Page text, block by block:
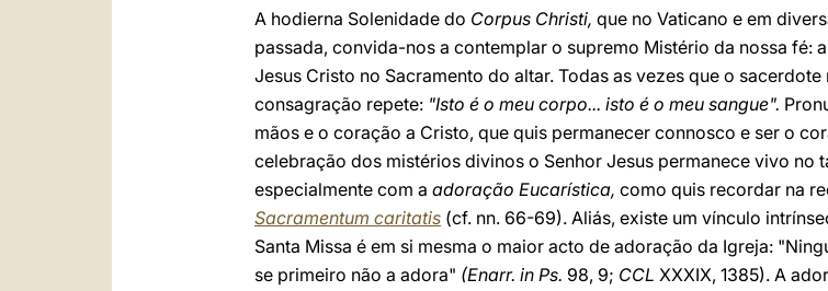
A hodierna Solenidade do Corpus Christi, que no Vaticano e em
passada, convida-nos a contemplar o supremo Mistério da nossa fé:
Jesus Cristo no Sacramento do altar. Todas as vezes que o
consagração repete: "Isto é o meu corpo... isto é o meu sangue".
mãos e o coração a Cristo, que quis permanecer connosco e ser o
celebração dos mistérios divinos o Senhor Jesus permanece vivo no
especialmente com a adoração Eucarística, como quis recordar na
Sacramentum caritatis (cf. nn. 66-69). Aliás, existe um vínculo
Santa Missa é em si mesma o maior acto de adoração da Igreja:
se primeiro não a adora" (Enarr. in Ps. 98, 9; CCL XXXIX, 1385). A